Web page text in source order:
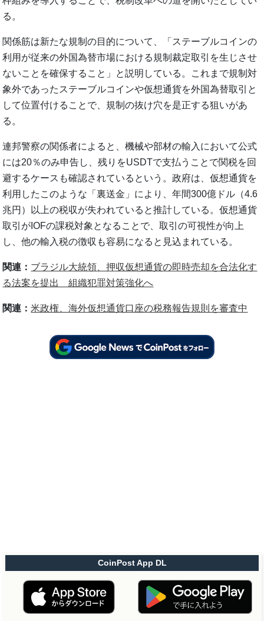
る。
関係筋は新たな規制の目的について、「ステーブルコインの
利用が従来の外国為替市場における規制裁定取引を生じさせ
ないことを確保すること」と説明している。これまで規制対
象外であったステーブルコインや仮想通貨を外国為替取引と
して位置付けることで、規制の抜け穴を是正する狙いがあ
る。
連邦警察の関係者によると、機械や部材の輸入において公式
には20％のみ申告し、残りをUSDTで支払うことで関税を回
避するケースも確認されているという。政府は、仮想通貨を
利用したこのような「裏送金」により、年間300億ドル（4.6
兆円）以上の税収が失われていると推計している。仮想通貨
取引がIOFの課税対象となることで、取引の可視性が向上
し、他の輸入税の徴収も容易になると見込まれている。
関連： ブラジル大統領、押収仮想通貨の即時売却を合法化す
る法案を提出 組織犯罪対策強化へ
関連：米政権、海外仮想通貨口座の税務報告規則を審査中
CoinPost App DL